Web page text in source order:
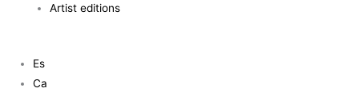
Artist editions
Es
Ca